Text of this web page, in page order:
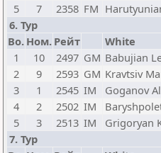
5
7 2358 FM
6. Тур
Bo. Ном. Рейт White
1
10 2497 GM Babujian
2
9 2593 GM Kravtsiv
3
1 2545 IM Goganov
4
2 2502 IM
5
3 2513 IM Grigoryan
7. Тур